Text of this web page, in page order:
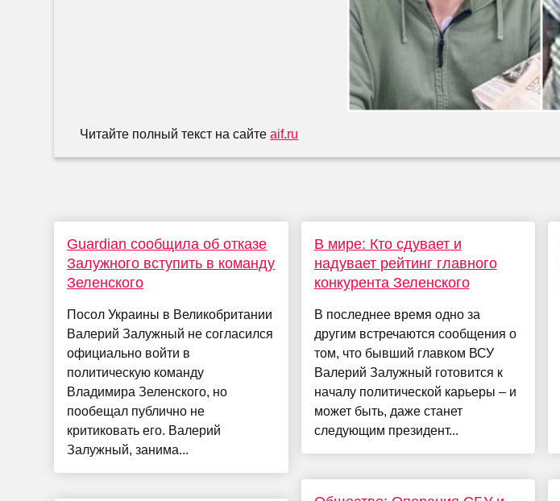
Читайте полный текст на сайтеaif.ru
Guardian сообщила об отказе
Залужного вступить в команду
Зеленского
Посол Украины в Великобритании
Валерий Залужный не согласился
официально войти в
политическую команду
Владимира Зеленского, но
пообещал публично не
критиковать его. Валерий
Залужный, занима...
В мире: Кто сдувает и
надувает рейтинг главного
конкурента Зеленского
В последнее время одно за
другим встречаются сообщения о
том, что бывший главком ВСУ
Валерий Залужный готовится к
началу политической карьеры – и
может быть, даже станет
следующим президент...